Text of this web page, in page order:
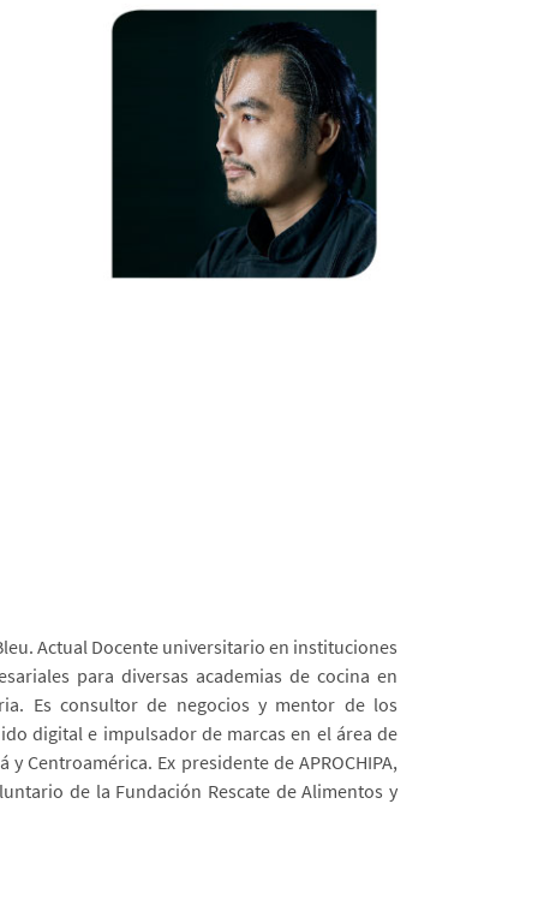
Actual Docente universitario en instituciones
para diversas academias de cocina en
Es consultor de negocios y mentor de los
digital e impulsador de marcas en el área de
Centroamérica. Ex presidente de APROCHIPA,
de la Fundación Rescate de Alimentos y